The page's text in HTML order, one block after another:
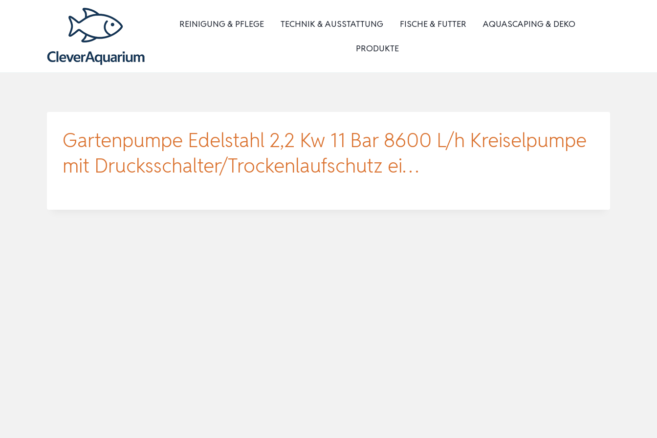
REINIGUNG & PFLEGE TECHNIK & AUSSTATTUNG FISCHE & FUTTER AQUASCAPING & DEKO
PRODUKTE
Gartenpumpe Edelstahl 2,2 Kw 11 Bar 8600 L/h Kreiselpumpe
mit Drucksschalter/Trockenlaufschutz ei…